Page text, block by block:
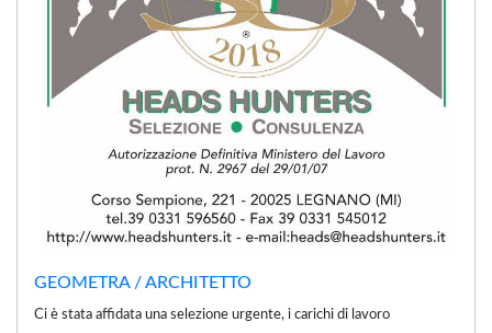
GEOMETRA / ARCHITETTO
Ci è stata affidata una selezione urgente, i carichi di lavoro